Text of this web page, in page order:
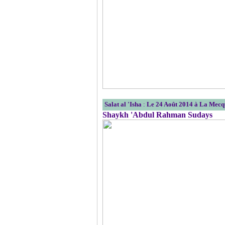
Salat al 'Isha : Le 24 Août 2014 à La
Shaykh 'Abdul Rahman Sudays